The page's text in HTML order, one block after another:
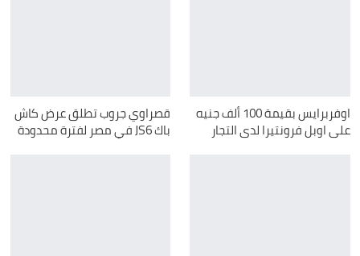
اوفربرايس بقيمة 100 ألف جنيه
على اوبل فرونتيرا لدى التجار
قصراوي جروب تطلق عرض كاش
باك JS6 في مصر لفترة محدودة